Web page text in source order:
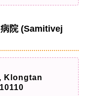
院 (Samitivej
Klongtan